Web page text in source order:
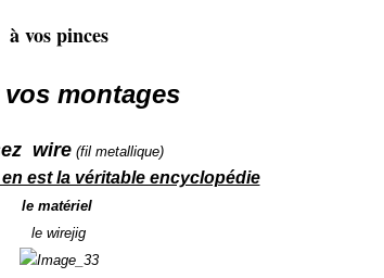
à vos pinces
montages
wire(fil metallique)
est la véritable encyclopédie
le matériel
le wirejig